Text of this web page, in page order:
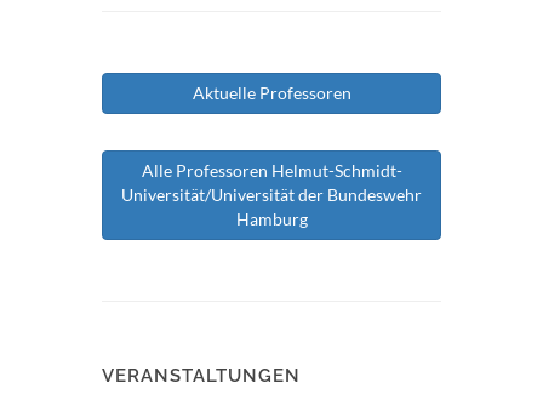
Aktuelle Professoren
Alle Professoren Helmut-Schmidt-
Universität/Universität der Bundeswehr
Hamburg
VERANSTALTUNGEN